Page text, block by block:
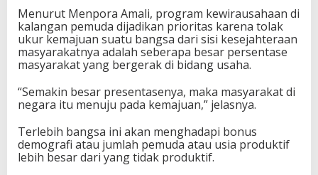
a
a
t
B
u
a
K
l
i
a
Menurut Menpora Amali, program kewirausahaan di
kalangan pemuda dijadikan prioritas karena tolak
ukur kemajuan suatu bangsa dari sisi kesejahteraan
masyarakatnya adalah seberapa besar persentase
masyarakat yang bergerak di bidang usaha.
“Semakin besar presentasenya, maka masyarakat di
negara itu menuju pada kemajuan,” jelasnya.
Terlebih bangsa ini akan menghadapi bonus
demografi atau jumlah pemuda atau usia produktif
lebih besar dari yang tidak produktif.